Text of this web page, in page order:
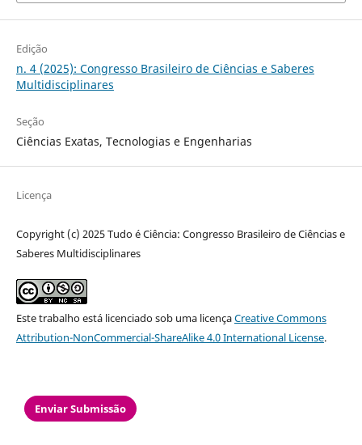
Edição
n. 4 (2025): Congresso Brasileiro de Ciências e Saberes
Multidisciplinares
Seção
Ciências Exatas, Tecnologias e Engenharias
Licença
Copyright (c) 2025 Tudo é Ciência: Congresso Brasileiro de Ciências e
Saberes Multidisciplinares
Este trabalho está licenciado sob uma licençaCreative Commons
Attribution-NonCommercial-ShareAlike 4.0 International License.
Enviar Submissão